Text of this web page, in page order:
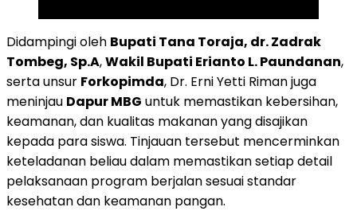
Didampingi oleh Bupati Tana Toraja, dr. Zadrak
Tombeg, Sp.A,Wakil Bupati Erianto L. Paundanan,
serta unsur Forkopimda, Dr. Erni Yetti Riman juga
meninjau Dapur MBG untuk memastikan kebersihan,
keamanan, dan kualitas makanan yang disajikan
kepada para siswa. Tinjauan tersebut mencerminkan
keteladanan beliau dalam memastikan setiap detail
pelaksanaan program berjalan sesuai standar
kesehatan dan keamanan pangan.